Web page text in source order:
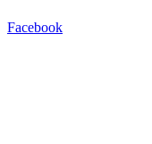
Facebook